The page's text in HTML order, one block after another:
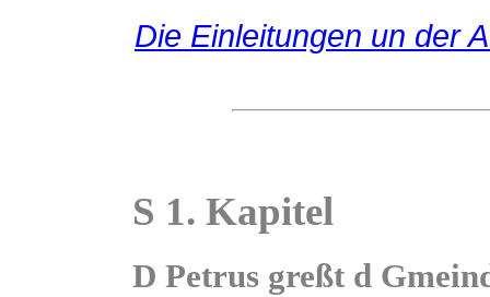
Die Einleitungen un der
S 1. Kapitel
D Petrus greßt d